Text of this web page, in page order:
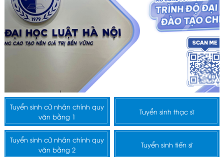
Tuyển sinh cử nhân chính quy
văn bằng 1
Tuyển sinh thạc sĩ
Tuyển sinh cử nhân chính quy
văn bằng 2
Tuyển sinh tiến sĩ